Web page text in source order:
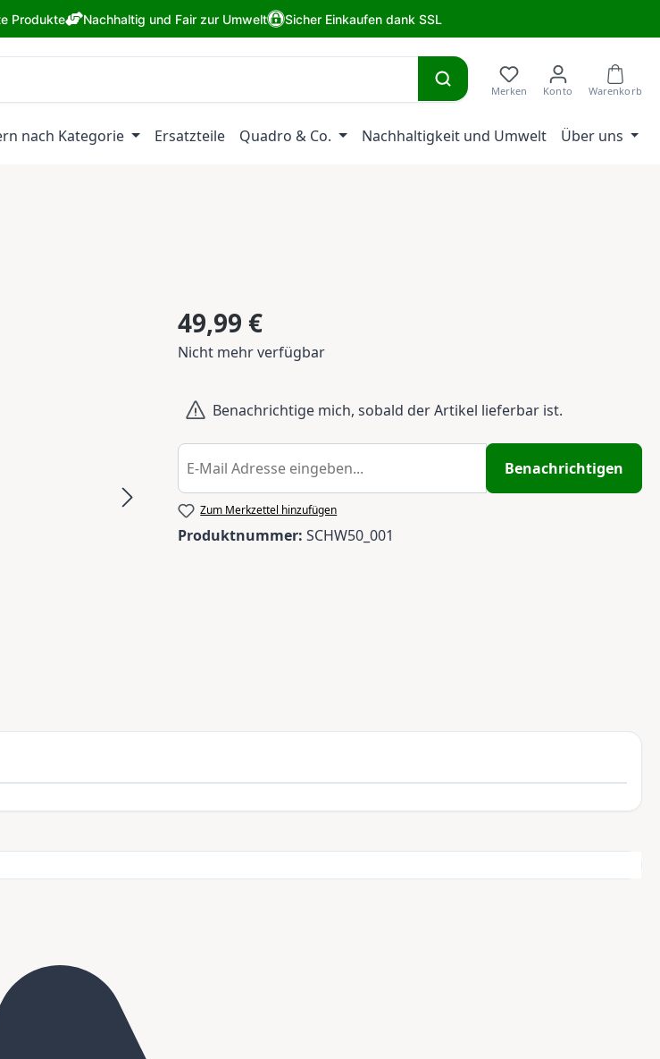
Produkte Nachhaltig und Fair zur Umwelt Sicher Einkaufen dank SSL
nach Kategorie Ersatzteile Quadro & Co. Nachhaltigkeit und Umwelt Über uns
Regulärer Preis:
49,99 €
Nicht mehr verfügbar
Benachrichtige mich, sobald der Artikel lieferbar ist.
Benachrichtigen
Zum Merkzettel hinzufügen
Produktnummer: SCHW50_001